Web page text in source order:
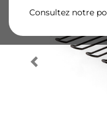
Consultez notre